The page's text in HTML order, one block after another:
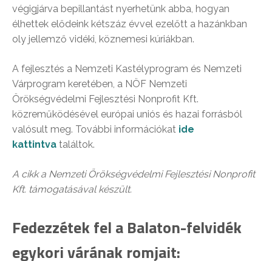
végigjárva bepillantást nyerhetünk abba, hogyan
élhettek elődeink kétszáz évvel ezelőtt a hazánkban
oly jellemző vidéki, köznemesi kúriákban.
A fejlesztés a Nemzeti Kastélyprogram és Nemzeti
Várprogram keretében, a NÖF Nemzeti
Örökségvédelmi Fejlesztési Nonprofit Kft.
közreműködésével európai uniós és hazai forrásból
valósult meg. További információkat ide
kattintva találtok.
A cikk a Nemzeti Örökségvédelmi Fejlesztési Nonprofit
Kft. támogatásával készült.
Fedezzétek fel a Balaton-felvidék
egykori várának romjait: